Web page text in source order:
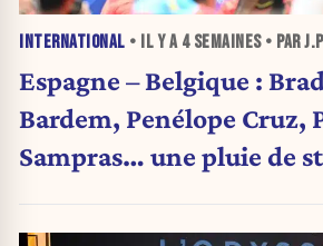
INTERNATIONAL • IL Y A 4 SEMAINES• PAR
Espagne – Belgique :
Bardem, Penélope Cruz,
Sampras… une pluie de